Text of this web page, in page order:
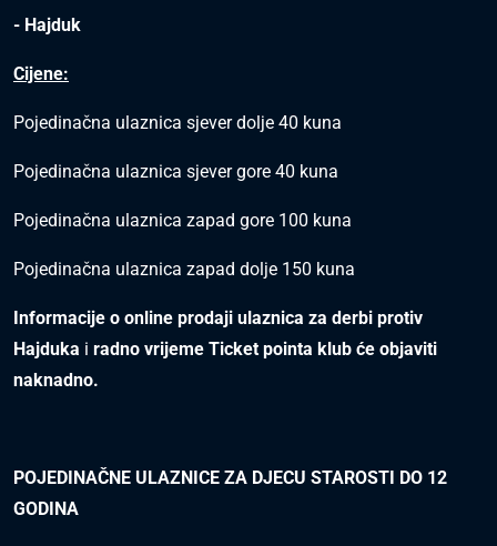
- Hajduk
Cijene:
Pojedinačna ulaznica sjever dolje 40 kuna
Pojedinačna ulaznica sjever gore 40 kuna
Pojedinačna ulaznica zapad gore 100 kuna
Pojedinačna ulaznica zapad dolje 150 kuna
Informacije o online prodaji ulaznica za derbi protiv
Hajduka i radno vrijeme Ticket pointa klub će objaviti
naknadno.
POJEDINAČNE ULAZNICE ZA DJECU STAROSTI DO 12
GODINA